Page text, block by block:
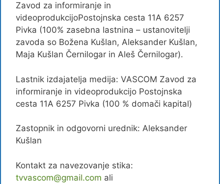
Zavod za informiranje in
videoprodukcijoPostojnska cesta 11A 6257
Pivka (100% zasebna lastnina – ustanovitelji
zavoda so Božena Kušlan, Aleksander Kušlan,
Maja Kušlan Černilogar in Aleš Černilogar).
Lastnik izdajatelja medija: VASCOM Zavod za
informiranje in videoprodukcijo Postojnska
cesta 11A 6257 Pivka (100 % domači kapital)
Zastopnik in odgovorni urednik: Aleksander
Kušlan
Kontakt za navezovanje stika:
tvvascom@gmail.com ali